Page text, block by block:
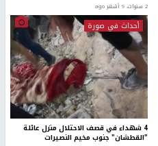
2 سنوات، 9 أشهر ago
أحداث في صورة
4 شهداء في قصف الاحتلال منزل عائلة
"القطشان" جنوب مخيم النصيرات